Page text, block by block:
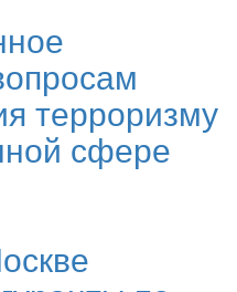
терроризму
сфере